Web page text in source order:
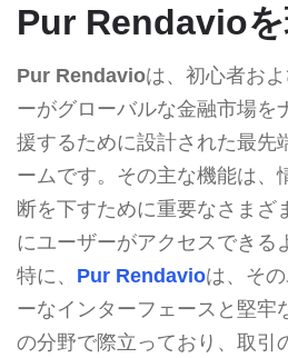
Pur Rendavio
Pur Rendavioは、初心者お
ーがグローバルな金融市場を
援するために設計された最先
ームです。その主な機能は、
断を下すために重要なさまざ
にユーザーがアクセスできる
特に、 Pur Rendavioは、そ
ーなインターフェースと堅牢
の分野で際立っており、取引